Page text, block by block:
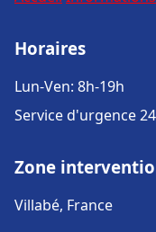
Horaires
Lun-Ven: 8h-19h
Service d'urgence
Zone
Villabé, France